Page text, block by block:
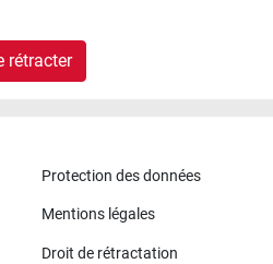
rétracter
Protection des données
Mentions légales
Droit de rétractation